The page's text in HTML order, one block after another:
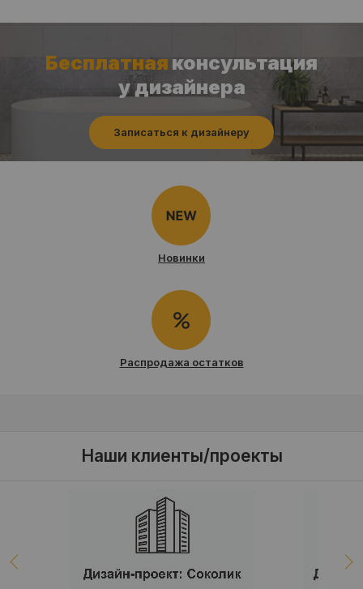
Бесплатная консультация
у дизайнера
Записаться к дизайнеру
Новинки
Распродажа остатков
Наши клиенты/проекты